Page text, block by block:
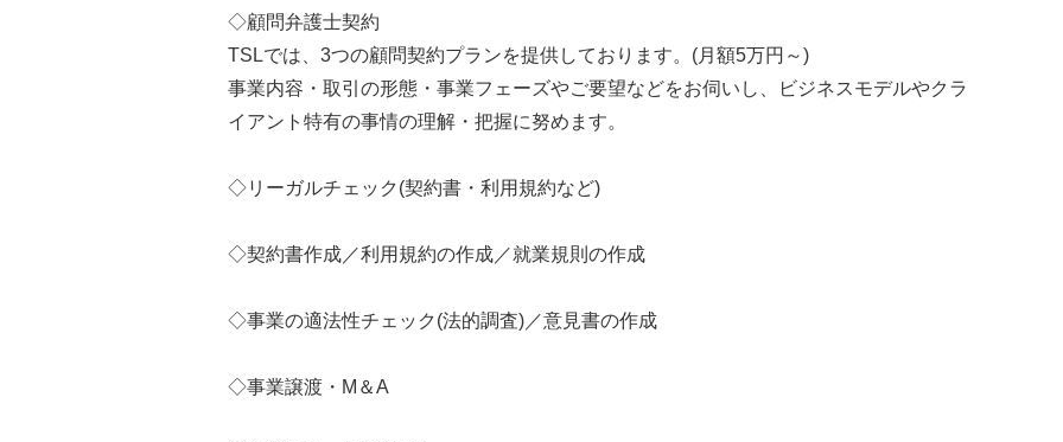
◇顧問弁護士契約
TSLでは、3つの顧問契約プランを提供しております。(月額5万円～)
事業内容・取引の形態・事業フェーズやご要望などをお伺いし、ビジネスモデルやクラ
イアント特有の事情の理解・把握に努めます。
◇リーガルチェック(契約書・利用規約など)
◇契約書作成／利用規約の作成／就業規則の作成
◇事業の適法性チェック(法的調査)／意見書の作成
◇事業譲渡・M＆A